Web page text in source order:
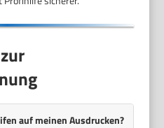
auf meinen Ausdrucken?